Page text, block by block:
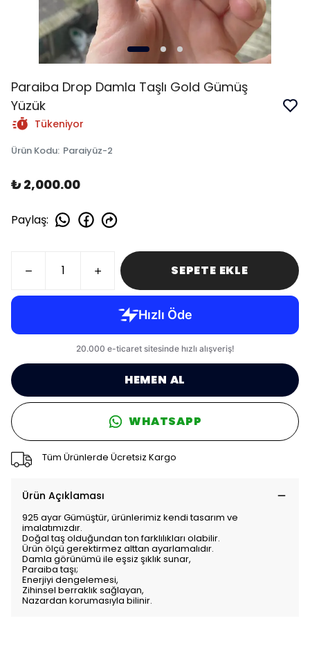
Paraiba Drop Damla Taşlı Gold Gümüş
Yüzük
Tükeniyor
Ürün Kodu: Paraiyüz-2
₺ 2,000.00
Paylaş:
SEPETE EKLE
HEMEN AL
WHATSAPP
Tüm Ürünlerde Ücretsiz Kargo
Ürün Açıklaması
925 ayar Gümüştür, ürünlerimiz kendi tasarım ve
imalatımızdır.
Doğal taş olduğundan ton farklılıkları olabilir.
Ürün ölçü gerektirmez alttan ayarlamalıdır.
Damla görünümü ile eşsiz şıklık sunar,
Paraiba taşı;
Enerjiyi dengelemesi,
Zihinsel berraklık sağlayan,
Nazardan korumasıyla bilinir.